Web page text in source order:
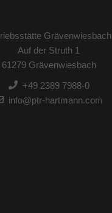
Grävenwiesbach
Auf der Struth 1
61279 Grävenwiesbach
+49 2389 7988-0
info@ptr-hartmann.com